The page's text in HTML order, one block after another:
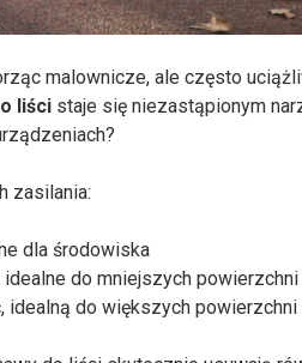
malownicze, ale często
liści staje się niezastąpionym
zasilania:
dla środowiska
idealne do mniejszych powierzchni
idealną do większych powierzchni